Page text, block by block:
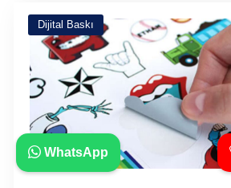
Dijital Baskı
WhatsApp